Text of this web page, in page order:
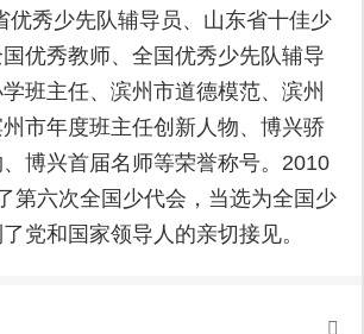
优秀少先队辅导员、山东省十佳少
优秀教师、全国优秀少先队辅导
班主任、滨州市道德模范、滨州
市年度班主任创新人物、博兴骄
博兴首届名师等荣誉称号。2010
第六次全国少代会，当选为全国少
党和国家领导人的亲切接见。